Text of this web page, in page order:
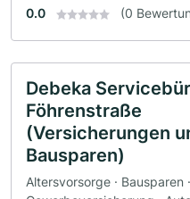
0.0 (0
Debeka
Föhrenstraße
(Versicherungen
Bausparen)
Altersvorsorge · Bausparen